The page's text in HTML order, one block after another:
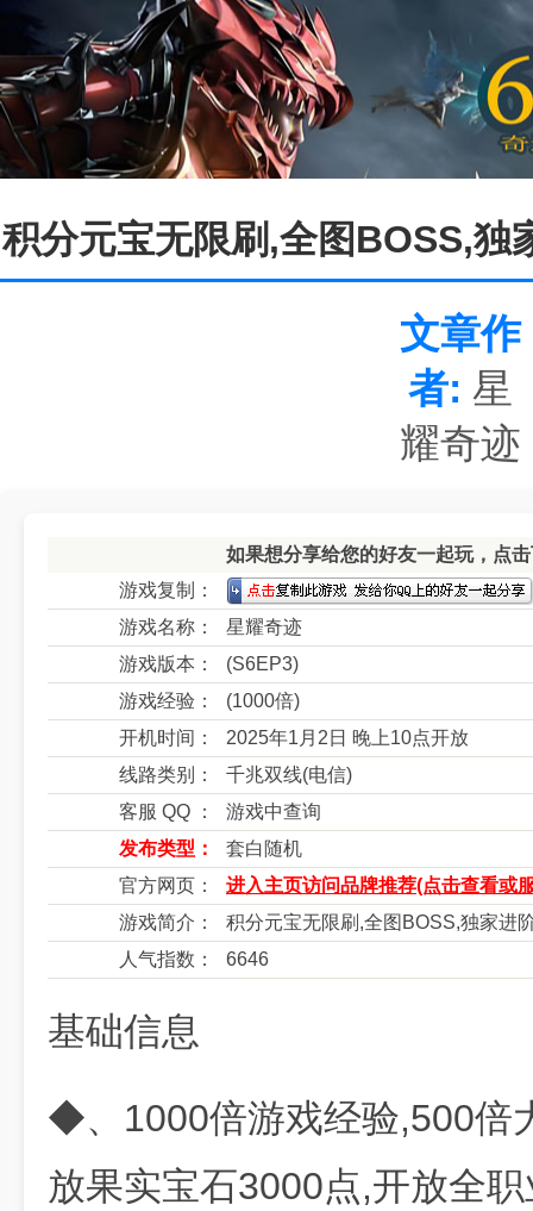
积分元宝无限刷,全图BOSS,独
文章作
者: 星
耀奇迹
如果想分享给您的好友一起玩，点
游戏复制：
游戏名称：
星耀奇迹
游戏版本：
(S6EP3)
游戏经验：
(1000倍)
开机时间：
2025年1月2日 晚上10点开放
线路类别：
千兆双线(电信)
客服 QQ ：
游戏中查询
发布类型：
套白随机
官方网页：
进入主页访问品牌推荐(点击查看或
游戏简介：
积分元宝无限刷,全图BOSS,独家进
人气指数：
6646
基础信息
◆、1000倍游戏经验,500倍
放果实宝石3000点,开放全